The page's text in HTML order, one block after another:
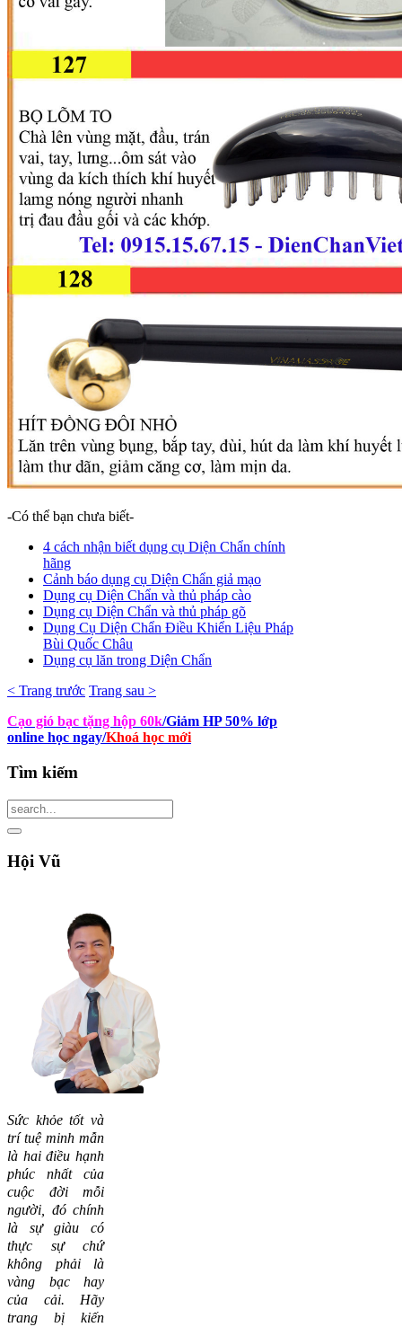
-Có thể bạn chưa biết-
4 cách nhận biết dụng cụ Diện Chẩn chính
hãng
Cảnh báo dụng cụ Diện Chẩn giả mạo
Dụng cụ Diện Chẩn và thủ pháp cào
Dụng cụ Diện Chẩn và thủ pháp gõ
Dụng Cụ Diện Chẩn Điều Khiển Liệu Pháp
Bùi Quốc Châu
Dụng cụ lăn trong Diện Chẩn
< Trang trước Trang sau >
Cạo gió bạc tặng hộp 60k/Giảm HP 50% lớp
online học ngay/Khoá học mới
Tìm kiếm
Hội Vũ
Sức khỏe tốt và
trí tuệ minh mẫn
là hai điều hạnh
phúc nhất của
cuộc đời mỗi
người, đó chính
là sự giàu có
thực sự chứ
không phải là
vàng bạc hay
của cải. Hãy
trang bị kiến